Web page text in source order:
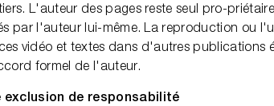
L'auteur des pages reste seul pro-
par l'auteur lui-même. La reproduction ou
vidéo et textes dans d'autres publications
formel de l'auteur.
exclusion de responsabilité